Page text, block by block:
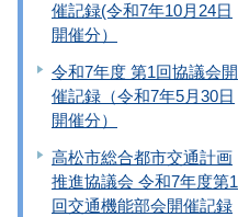
催記録(令和7年10月24日
開催分）
令和7年度 第1回協議会開
催記録（令和7年5月30日
開催分）
高松市総合都市交通計画
推進協議会 令和7年度第1
回交通機能部会開催記録